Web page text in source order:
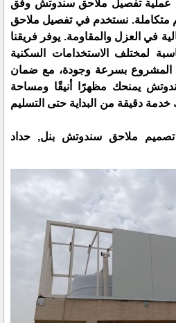
عملية تفصيل ملاحق سندوتش وفق
نستخدم في تفصيل ملاحق
في العزل والمقاومة. يوفر فريقنا
لمختلف الاستخدامات السكنية
المشروع بسرعة وجودة، مع ضمان
يمنحك مظهرًا أنيقًا ومساحة
دقيقة من البداية حتى التسليم
ملاحق سندوتش بنل, حداد